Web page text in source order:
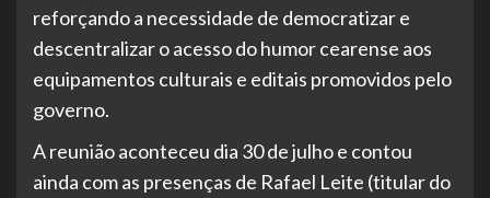
reforçando a necessidade de democratizar e
descentralizar o acesso do humor cearense aos
equipamentos culturais e editais promovidos pelo
governo.
A reunião aconteceu dia 30 de julho e contou
ainda com as presenças de Rafael Leite (titular do